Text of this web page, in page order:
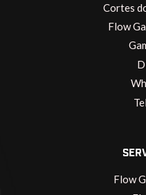
Cortes
Flow
Flow